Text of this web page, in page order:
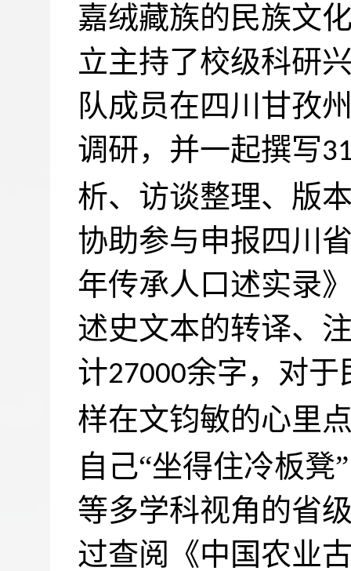
嘉绒藏族的民族文
立主持了校级科研
队成员在四川甘孜
调研，并一起撰写
析、访谈整理、版
协助参与申报四川
年传承人口述实录
述史文本的转译、
计27000余字，对于
样在文钧敏的心里
自己“坐得住冷板
等多学科视角的省
过查阅《中国农业